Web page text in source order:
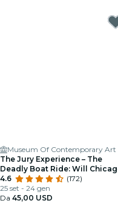
The Jury Experience – The
Deadly Boat Ride: Will
Deliver Justice?
4.6
(172)
25 set - 24 gen
Da 45,00 USD